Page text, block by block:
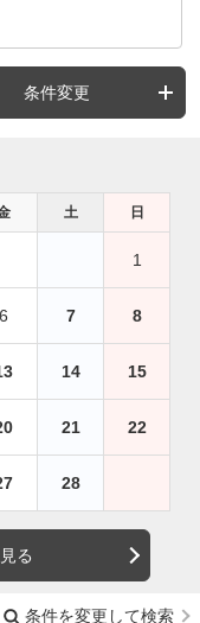
条件変更
土 日
1
6 7 8
14 15
21 22
28
る
条件を変更して検索